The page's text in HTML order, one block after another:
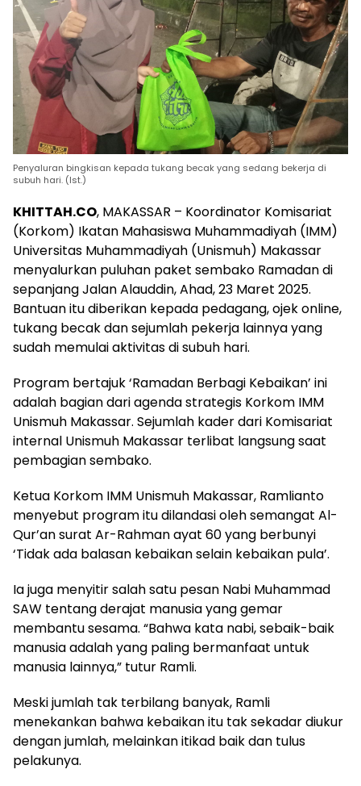
Penyaluran bingkisan kepada tukang becak yang sedang bekerja di
subuh hari. (Ist.)
KHITTAH.CO, MAKASSAR – Koordinator Komisariat
(Korkom) Ikatan Mahasiswa Muhammadiyah (IMM)
Universitas Muhammadiyah (Unismuh) Makassar
menyalurkan puluhan paket sembako Ramadan di
sepanjang Jalan Alauddin, Ahad, 23 Maret 2025.
Bantuan itu diberikan kepada pedagang, ojek online,
tukang becak dan sejumlah pekerja lainnya yang
sudah memulai aktivitas di subuh hari.
Program bertajuk ‘Ramadan Berbagi Kebaikan’ ini
adalah bagian dari agenda strategis Korkom IMM
Unismuh Makassar. Sejumlah kader dari Komisariat
internal Unismuh Makassar terlibat langsung saat
pembagian sembako.
Ketua Korkom IMM Unismuh Makassar, Ramlianto
menyebut program itu dilandasi oleh semangat Al-
Qur’an surat Ar-Rahman ayat 60 yang berbunyi
‘Tidak ada balasan kebaikan selain kebaikan pula’.
Ia juga menyitir salah satu pesan Nabi Muhammad
SAW tentang derajat manusia yang gemar
membantu sesama. “Bahwa kata nabi, sebaik-baik
manusia adalah yang paling bermanfaat untuk
manusia lainnya,” tutur Ramli.
Meski jumlah tak terbilang banyak, Ramli
menekankan bahwa kebaikan itu tak sekadar diukur
dengan jumlah, melainkan itikad baik dan tulus
pelakunya.